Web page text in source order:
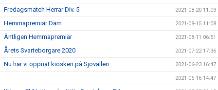
Fredagsmatch Herrar Div. 5 2021-08-20 11:03
Hemmapremiär Dam 2021-08-15 11:08
Äntligen Hemmapremiär 2021-08-11 06:51
Årets Svarteborgare 2020 2021-07-22 17:36
Nu har vi öppnat kiosken på Sjövallen 2021-06-23 16:47
2021-06-16 14:47